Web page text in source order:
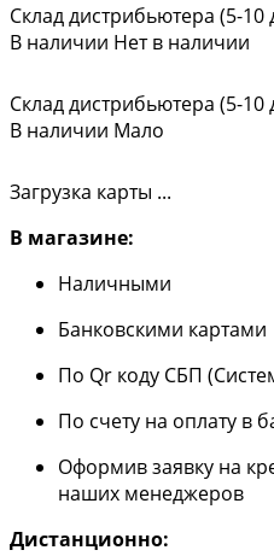
Склад дистрибьютера (5-10
В наличии Нет в наличии
Склад дистрибьютера (5-10
В наличии Мало
Загрузка карты ...
В магазине:
Наличными
Банковскими картами
По Qr коду СБП
По счету на оплату в
Оформив заявку на
наших менеджеров
Дистанционно: